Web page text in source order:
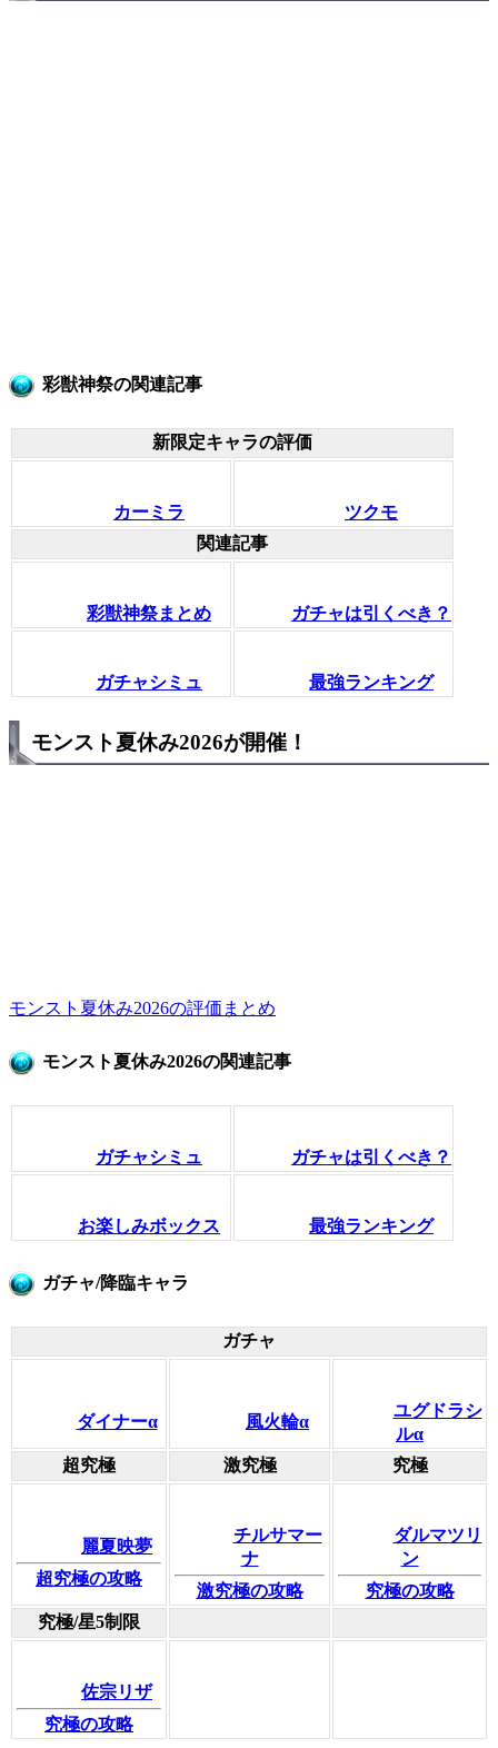
彩獣神祭の関連記事
新限定キャラの評価
カーミラ
ツクモ
関連記事
彩獣神祭まとめ ガチャは引くべき？
ガチャシミュ 最強ランキング
モンスト夏休み2026が開催！
モンスト夏休み2026の評価まとめ
モンスト夏休み2026の関連記事
ガチャシミュ ガチャは引くべき？
お楽しみボックス 最強ランキング
ガチャ/降臨キャラ
ガチャ
ダイナーα 風火輪α
ユグドラシ
ルα
超究極
激究極 究極
麗夏映夢
超究極の攻略
チルサマー
ナ
激究極の攻略
ダルマツリ
ン
究極の攻略
究極/星5制限
佐宗リザ
究極の攻略